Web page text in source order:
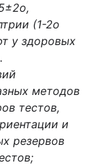
(1-2о
у здоровых
методов
тестов,
и
резервов